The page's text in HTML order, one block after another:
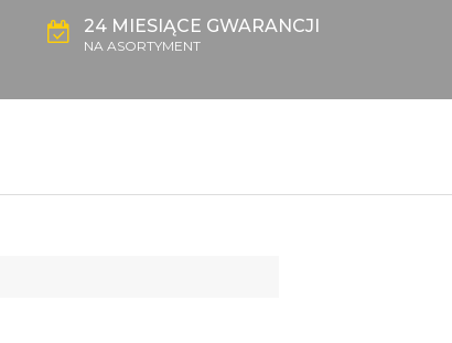
24 MIESIĄCE GWARANCJI
NA ASORTYMENT